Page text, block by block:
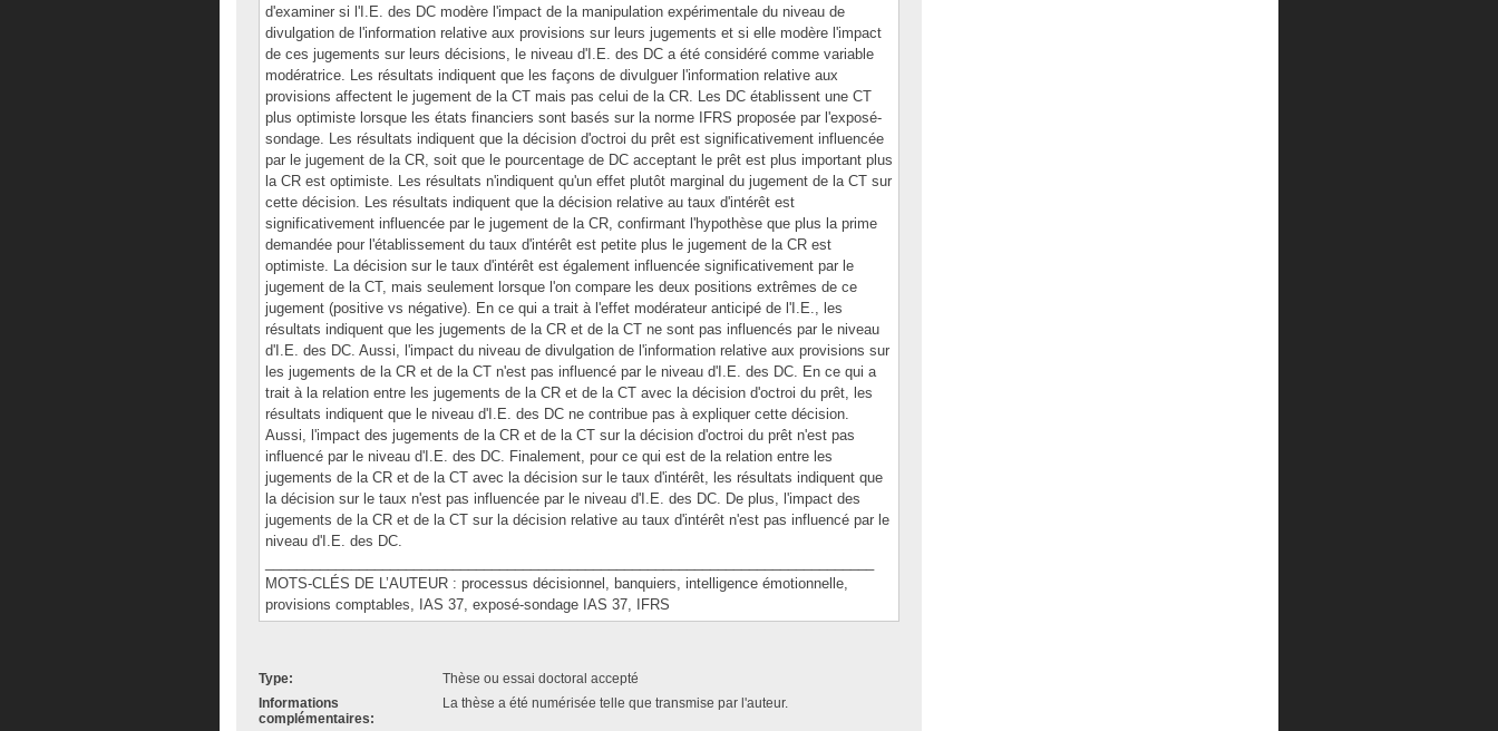
d'examiner si l'I.E. des DC modère l'impact de la manipulation expérimentale du niveau de
divulgation de l'information relative aux provisions sur leurs jugements et si elle modère l'impact
de ces jugements sur leurs décisions, le niveau d'I.E. des DC a été considéré comme variable
modératrice. Les résultats indiquent que les façons de divulguer l'information relative aux
provisions affectent le jugement de la CT mais pas celui de la CR. Les DC établissent une CT
plus optimiste lorsque les états financiers sont basés sur la norme IFRS proposée par l'exposé-
sondage. Les résultats indiquent que la décision d'octroi du prêt est significativement influencée
par le jugement de la CR, soit que le pourcentage de DC acceptant le prêt est plus important plus
la CR est optimiste. Les résultats n'indiquent qu'un effet plutôt marginal du jugement de la CT sur
cette décision. Les résultats indiquent que la décision relative au taux d'intérêt est
significativement influencée par le jugement de la CR, confirmant l'hypothèse que plus la prime
demandée pour l'établissement du taux d'intérêt est petite plus le jugement de la CR est
optimiste. La décision sur le taux d'intérêt est également influencée significativement par le
jugement de la CT, mais seulement lorsque l'on compare les deux positions extrêmes de ce
jugement (positive vs négative). En ce qui a trait à l'effet modérateur anticipé de l'I.E., les
résultats indiquent que les jugements de la CR et de la CT ne sont pas influencés par le niveau
d'I.E. des DC. Aussi, l'impact du niveau de divulgation de l'information relative aux provisions sur
les jugements de la CR et de la CT n'est pas influencé par le niveau d'I.E. des DC. En ce qui a
trait à la relation entre les jugements de la CR et de la CT avec la décision d'octroi du prêt, les
résultats indiquent que le niveau d'I.E. des DC ne contribue pas à expliquer cette décision.
Aussi, l'impact des jugements de la CR et de la CT sur la décision d'octroi du prêt n'est pas
influencé par le niveau d'I.E. des DC. Finalement, pour ce qui est de la relation entre les
jugements de la CR et de la CT avec la décision sur le taux d'intérêt, les résultats indiquent que
la décision sur le taux n'est pas influencée par le niveau d'I.E. des DC. De plus, l'impact des
jugements de la CR et de la CT sur la décision relative au taux d'intérêt n'est pas influencé par le
niveau d'I.E. des DC.
MOTS-CLÉS DE L’AUTEUR : processus décisionnel, banquiers, intelligence émotionnelle,
provisions comptables, IAS 37, exposé-sondage IAS 37, IFRS
Type:
Thèse ou essai doctoral accepté
Informations
complémentaires:
La thèse a été numérisée telle que transmise par l'auteur.